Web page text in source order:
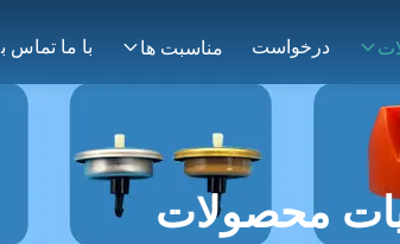
درخواست مناسبت ها
محصولات